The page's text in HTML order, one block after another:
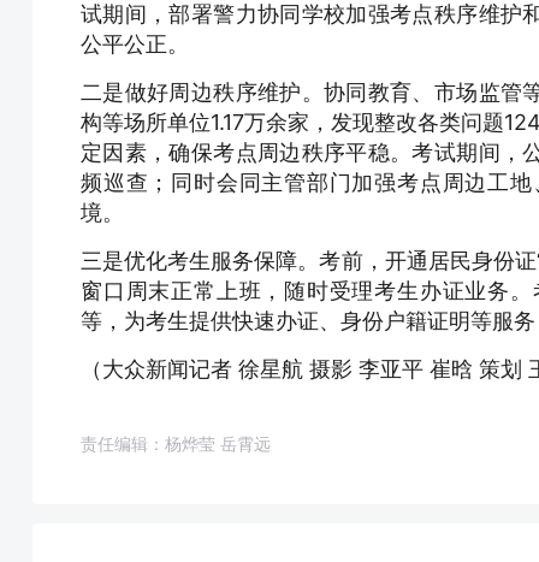
试期间，部署警力协同学校加强考点秩序维护
公平公正。
二是做好周边秩序维护。协同教育、市场监管
构等场所单位1.17万余家，发现整改各类问题
定因素，确保考点周边秩序平稳。考试期间，
频巡查；同时会同主管部门加强考点周边工
境。
三是优化考生服务保障。考前，开通居民身份
窗口周末正常上班，随时受理考生办证业务
等，为考生提供快速办证、身份户籍证明等服
（大众新闻记者 徐星航 摄影 李亚平 崔晗 策划
责任编辑：杨烨莹 岳霄远